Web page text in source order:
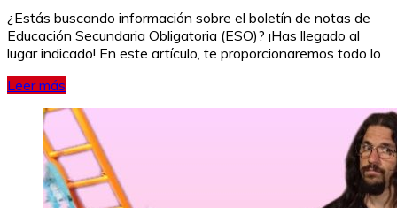
¿Estás buscando información sobre el boletín de notas de
Educación Secundaria Obligatoria (ESO)? ¡Has llegado al
lugar indicado! En este artículo, te proporcionaremos todo lo
Leer más